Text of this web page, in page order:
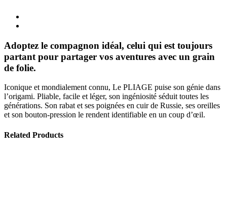
Adoptez le compagnon idéal, celui qui est toujours
partant pour partager vos aventures avec un grain
de folie.
Iconique et mondialement connu, Le PLIAGE puise son génie dans
l’origami. Pliable, facile et léger, son ingéniosité séduit toutes les
générations. Son rabat et ses poignées en cuir de Russie, ses oreilles
et son bouton-pression le rendent identifiable en un coup d’œil.
Related Products